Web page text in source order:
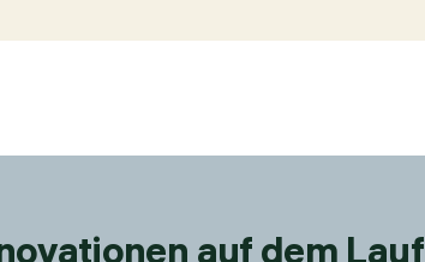
auf dem